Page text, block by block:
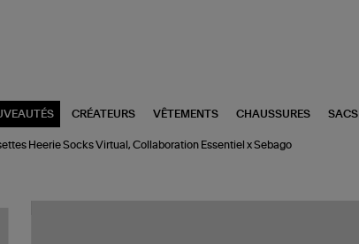
CRÉATEURS VÊTEMENTS CHAUSSURES SACS
Heerie Socks Virtual, Collaboration Essentiel x Sebago